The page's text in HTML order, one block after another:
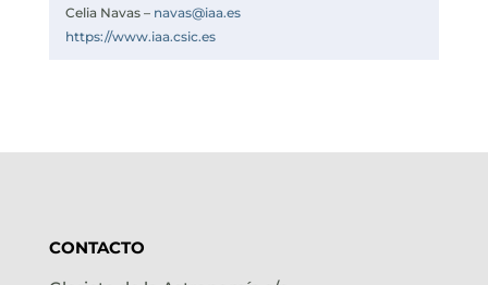
Celia Navas – navas@iaa.es
https://www.iaa.csic.es
CONTACTO